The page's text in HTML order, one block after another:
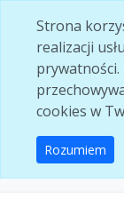
Strona
realizacji
cookies w
Rozumiem